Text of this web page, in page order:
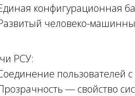
конфигурационная
человеко-
РСУ:
пользователей с
— свойство